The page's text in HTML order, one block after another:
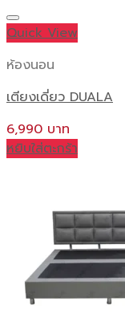
Quick View
ห้องนอน
เตียงเดี่ยว DUALA
6,990
หยิบใส่ตะกร้า